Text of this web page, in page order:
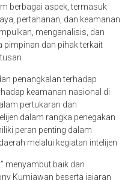
berbagai aspek, termasuk
pertahanan, dan keamanan
menganalisis, dan
pimpinan dan pihak terkait
penangkalan terhadap
keamanan nasional di
pertukaran dan
dalam rangka penegakan
peran penting dalam
melalui kegiatan intelijen
menyambut baik dan
Kurniawan beserta jajaran